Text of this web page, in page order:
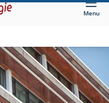
Menu